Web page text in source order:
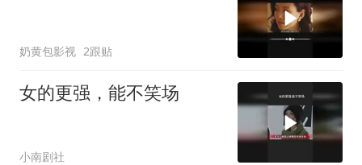
奶黄包影视 2跟贴
女的更强，能不笑场
小南剧社